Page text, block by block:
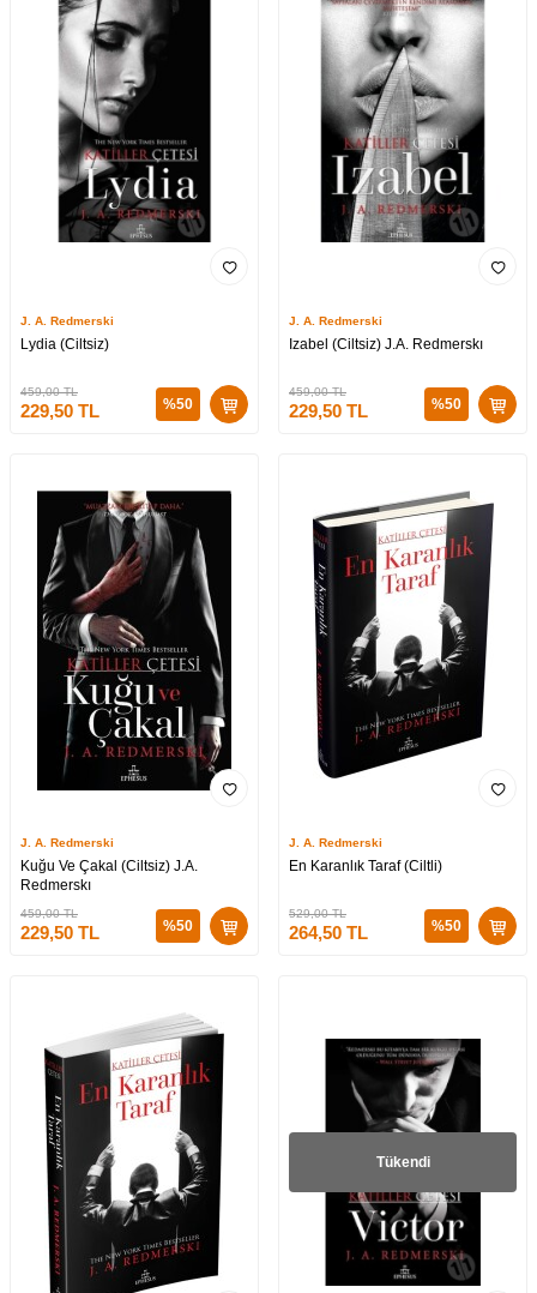
J. A. Redmerski
Lydia (Ciltsiz)
459,00TL
229,50 TL %50
J. A. Redmerski
Izabel (Ciltsiz) J.A. Redmerskı
459,00TL
229,50 TL %50
J. A. Redmerski
Kuğu Ve Çakal (Ciltsiz) J.A.
Redmerskı
459,00TL
229,50 TL %50
J. A. Redmerski
En Karanlık Taraf (Ciltli)
529,00TL
264,50 TL %50
Tükendi